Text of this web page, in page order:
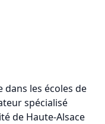
les écoles de
spécialisé
de Haute-Alsace